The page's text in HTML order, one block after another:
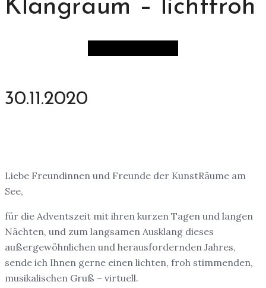
Klangraum – lichtfroh
30.11.2020
Liebe Freundinnen und Freunde der KunstRäume am
See,
für die Adventszeit mit ihren kurzen Tagen und langen
Nächten, und zum langsamen Ausklang dieses
außergewöhnlichen und herausfordernden Jahres,
sende ich Ihnen gerne einen lichten, froh stimmenden,
musikalischen Gruß – virtuell.